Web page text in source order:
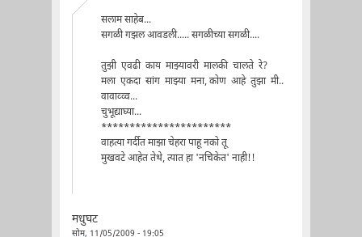
सलाम साहेब...
सगळी गझल आवडली..... सगळीच्या सगळी....
तुझी एवढी काय माझ्यावरी मालकी चालते रे?
मला एकदा सांग माझ्या मना, कोण आहे तुझा मी..
वावाव्व्व...
चुभूद्याघ्या...
***********************
वाहत्या गर्दीत माझा चेहरा पाहू नको तू
मुखवटे आहेत तेथे, त्यात हा 'नचिकेत' नाही!!
मधुघट
सोम, 11/05/2009 - 19:05